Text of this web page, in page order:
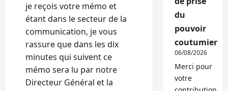
je reçois votre mémo et
étant dans le secteur de la
communication, je vous
rassure que dans les dix
minutes qui suivent ce
mémo sera lu par notre
Directeur Général et la
du
pouvoir
coutumier
06/08/2026
Merci pour
votre